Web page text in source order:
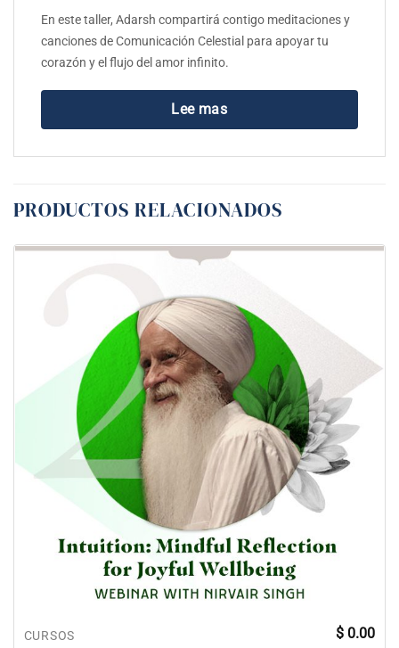
En este taller, Adarsh compartirá contigo meditaciones y
canciones de Comunicación Celestial para apoyar tu
corazón y el flujo del amor infinito.
Lee mas
PRODUCTOS RELACIONADOS
CURSOS $ 0.00